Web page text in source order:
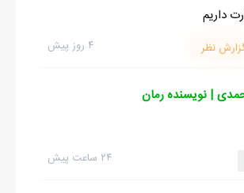
داریم
۴ روز پیش نظر
| نویسنده رمان
۲۴ ساعت پیش